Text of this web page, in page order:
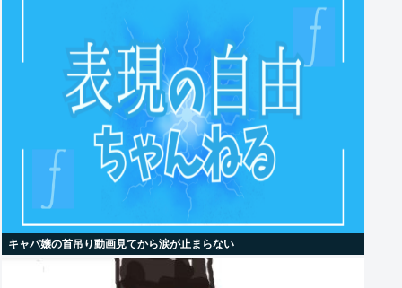
キャバ嬢の首吊り動画見てから涙が止まらない